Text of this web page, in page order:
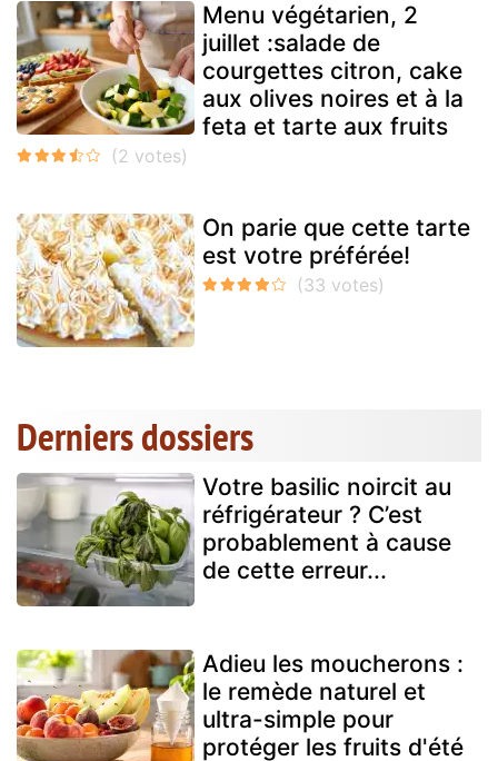
Menu végétarien, 2
juillet :salade de
courgettes citron, cake
aux olives noires et à la
feta et tarte aux fruits
On parie que cette tarte
est votre préférée!
Derniers dossiers
Votre basilic noircit au
réfrigérateur ? C’est
probablement à cause
de cette erreur...
Adieu les moucherons :
le remède naturel et
ultra-simple pour
protéger les fruits d'été